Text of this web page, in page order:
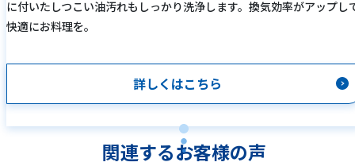
に付いたしつこい油汚れもしっかり洗浄します。換気効率がアップし
快適にお料理を。
詳しくはこちら
関連するお客様の声